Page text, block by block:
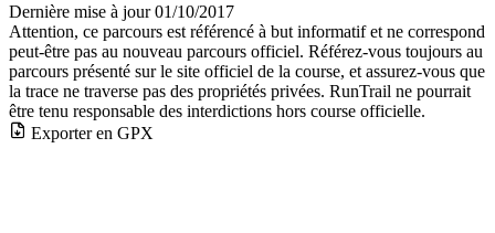
Dernière mise à jour 01/10/2017
Attention, ce parcours est référencé à but informatif et ne correspond
peut-être pas au nouveau parcours officiel. Référez-vous toujours au
parcours présenté sur le site officiel de la course, et assurez-vous que
la trace ne traverse pas des propriétés privées. RunTrail ne pourrait
être tenu responsable des interdictions hors course officielle.
Exporter en GPX